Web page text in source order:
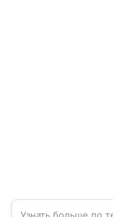
Узнать больше по